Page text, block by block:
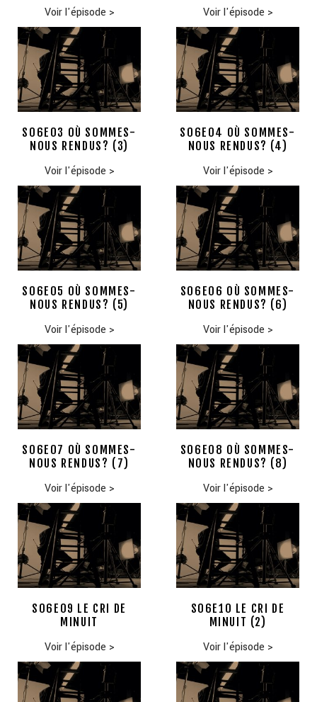
Voir l'épisode > Voir l'épisode >
S06E03 OÙ SOMMES-
NOUS RENDUS? (3)
Voir l'épisode >
S06E04 OÙ SOMMES-
NOUS RENDUS? (4)
Voir l'épisode >
S06E05 OÙ SOMMES-
NOUS RENDUS? (5)
Voir l'épisode >
S06E06 OÙ SOMMES-
NOUS RENDUS? (6)
Voir l'épisode >
S06E07 OÙ SOMMES-
NOUS RENDUS? (7)
Voir l'épisode >
S06E08 OÙ SOMMES-
NOUS RENDUS? (8)
Voir l'épisode >
S06E09 LE CRI DE
MINUIT
Voir l'épisode >
S06E10 LE CRI DE
MINUIT (2)
Voir l'épisode >